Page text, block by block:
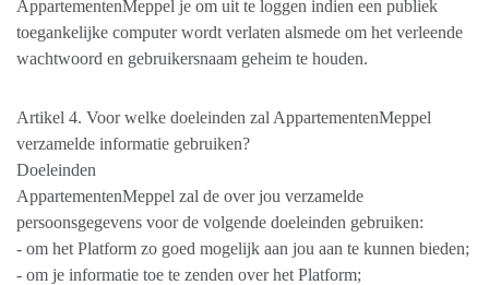
AppartementenMeppel je om uit te loggen indien een publiek
toegankelijke computer wordt verlaten alsmede om het verleende
wachtwoord en gebruikersnaam geheim te houden.
Artikel 4. Voor welke doeleinden zal AppartementenMeppel
verzamelde informatie gebruiken?
Doeleinden
AppartementenMeppel zal de over jou verzamelde
persoonsgegevens voor de volgende doeleinden gebruiken:
- om het Platform zo goed mogelijk aan jou aan te kunnen bieden;
- om je informatie toe te zenden over het Platform;